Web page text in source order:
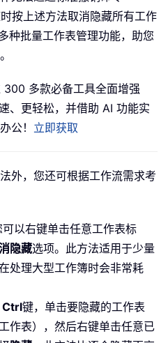
按上述方法取消隐藏所有工作
种批量工作表管理功能，助您
多款必备工具全面增强
、更轻松，并借助 AI 功能实
公！ 立即获取
外，您还可根据工作流需求考
可以右键单击任意工作表标
隐藏选项。此方法适用于少量
处理大型工作簿时会非常耗
Ctrl键，单击要隐藏的工作表
作表），然后右键单击任意已